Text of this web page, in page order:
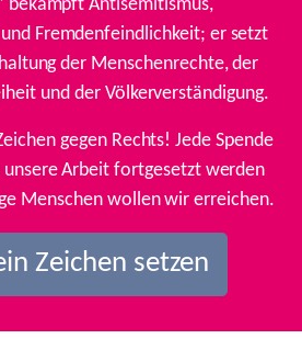
bekämpft Antisemitismus,
Fremdenfeindlichkeit; er setzt
der Menschenrechte, der
und der Völkerverständigung.
gegen Rechts! Jede Spende
unsere Arbeit fortgesetzt werden
Menschen wollen wir erreichen.
Zeichen setzen